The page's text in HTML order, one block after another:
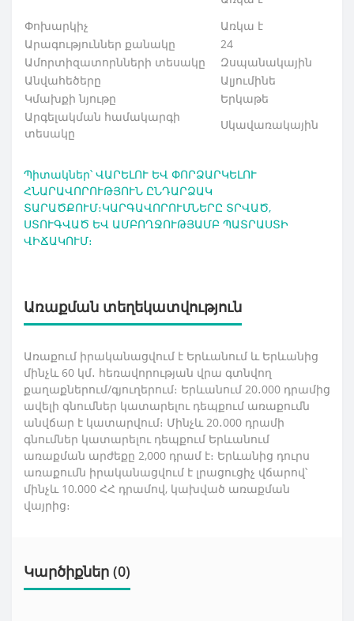
Փոխարկիչ
Առկա է
Արագություններ քանակը
24
Ամորտիզատորնների տեսակը
Զսպանակային
Անվահեծերը
Ալյումինե
Կմախքի նյութը
Երկաթե
Արգելակման համակարգի
տեսակը
Սկավառակային
Պիտակներ՝ ՎԱՐԵԼՈՒ ԵՎ ՓՈՐՁԱՐԿԵԼՈՒ
ՀՆԱՐԱՎՈՐՈՒԹՅՈՒՆ ԸՆԴԱՐՁԱԿ
ՏԱՐԱԾՔՈՒՄ։ԿԱՐԳԱՎՈՐՈՒՄՆԵՐԸ ՏՐՎԱԾ,
ՍՏՈՒԳՎԱԾ ԵՎ ԱՄԲՈՂՋՈՒԹՅԱՄԲ ՊԱՏՐԱՍՏԻ
ՎԻՃԱԿՈՒՄ։
Առաքման տեղեկատվություն
Առաքում իրականացվում է Երևանում և Երևանից
մինչև 60 կմ․ հեռավորության վրա գտնվող
քաղաքներում/գյուղերում։ Երևանում 20․000 դրամից
ավելի գնումներ կատարելու դեպքում առաքումն
անվճար է կատարվում։ Մինչև 20․000 դրամի
գնումներ կատարելու դեպքում Երևանում
առաքման արժեքը 2,000 դրամ է։ Երևանից դուրս
առաքումն իրականացվում է լրացուցիչ վճարով՝
մինչև 10.000 ՀՀ դրամով, կախված առաքման
վայրից։
Կարծիքներ (0)